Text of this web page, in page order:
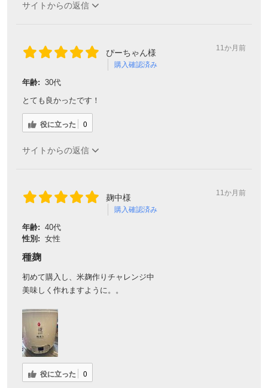
サイトからの返信
ぴーちゃん様
購入確認済み
11か月前
年齢: 30代
とても良かったです！
役に立った 0
サイトからの返信
麹中様
購入確認済み
11か月前
年齢: 40代
性別: 女性
種麹
初めて購入し、米麹作りチャレンジ中
美味しく作れますように。。
役に立った 0